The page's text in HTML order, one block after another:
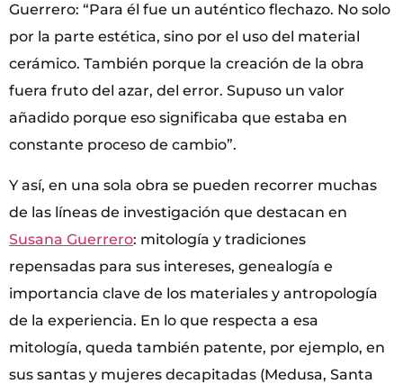
Guerrero: “Para él fue un auténtico flechazo. No solo
por la parte estética, sino por el uso del material
cerámico. También porque la creación de la obra
fuera fruto del azar, del error. Supuso un valor
añadido porque eso significaba que estaba en
constante proceso de cambio”.
Y así, en una sola obra se pueden recorrer muchas
de las líneas de investigación que destacan en
Susana Guerrero: mitología y tradiciones
repensadas para sus intereses, genealogía e
importancia clave de los materiales y antropología
de la experiencia. En lo que respecta a esa
mitología, queda también patente, por ejemplo, en
sus santas y mujeres decapitadas (Medusa, Santa